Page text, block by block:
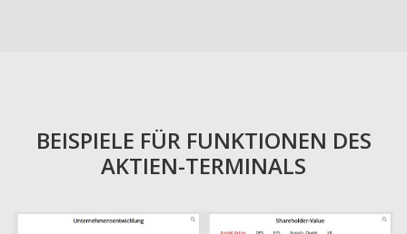
BEISPIELE FÜR FUNKTIONEN DES
AKTIEN-TERMINALS